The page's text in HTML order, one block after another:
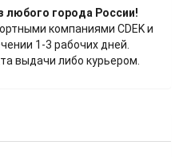
любого города России!
компаниями CDEK и
1-3 рабочих дней.
выдачи либо курьером.